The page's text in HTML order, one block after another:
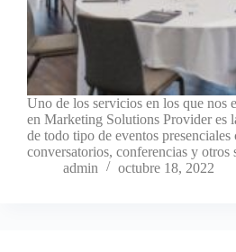
Uno de los servicios en los que nos
en Marketing Solutions Provider es
de todo tipo de eventos presenciales
conversatorios, conferencias y otros
admin
octubre 18, 2022